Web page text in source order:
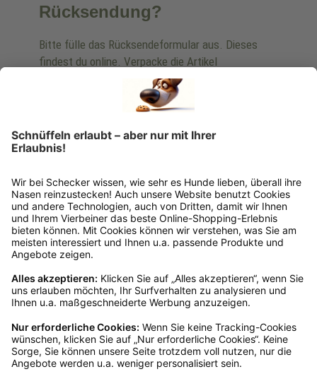
Rücksendung?
Bitte fülle das Rücksendeformular aus. Dieses
findest du online. Verpacke die Artikel
anschließend sicher und klebe das
Rücksendeetikett auf das Paket. Dieses kannst du
dir in deinem Kundenkonto anfordern. Hast du als
Gast bestellt, schreibe uns eine Email an
verkauf@schecker.de oder rufe zu unseren
Rücksendeetikett zukommen.
Kundenservice
Mo – Fr 9 – 17 Uhr, Sa 9 – 13 Uhr
Ruf uns an
0800-28 18 78